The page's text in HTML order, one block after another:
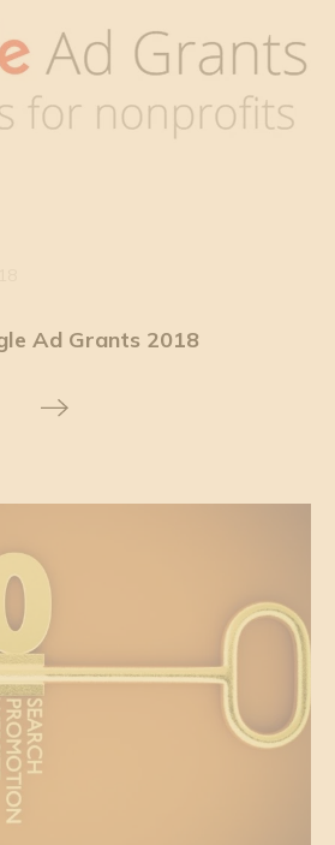
Ad Grants 2018